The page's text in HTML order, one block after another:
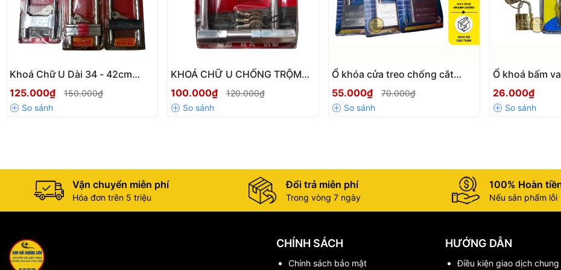
Khoá Chữ U Dài 34 - 42cm
HengLong, Khoá Cửa Kính
Cường Lực, Khóa Xe Nhiều Nấc
Điều Chỉnh Bảo Vệ Gia Đình
125.000₫ 150.000₫
KHOÁ CHỮ U CHỐNG TRỘM
HENGLONG - BAOBIAO THÉP
CAO CẤP AN TOÀN, KHÓA XE
MÁY, XE ĐẠP, KHÓA CỔNG
100.000₫ 120.000₫
Ổ khóa cửa treo chống cắt
Materys size 50mm - 60mm giá
rẻ chống trộm, chống đập hiệu
quả kèm 3 chìa
55.000₫ 70.000₫
Ổ khoá bấm
loại tốt bằng
thước 20-
bền, an toàn
26.000₫
Vận chuyển miễn phí
Hóa đơn trên 5 triệu
Đổi trả miễn phí
Trong vòng 7 ngày
100% Hoàn
Nếu sản phẩm lỗi
CHÍNH SÁCH
Chính sách bảo mật
HƯỚNG DẪN
Điều kiện giao dịch chung